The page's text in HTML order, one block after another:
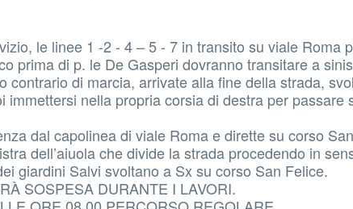
le linee 1 -2 - 4 – 5 - 7 in transito su viale Roma
prima di p. le De Gasperi dovranno transitare a
contrario di marcia, arrivate alla fine della strada,
nella propria corsia di destra per passare
dal capolinea di viale Roma e dirette su corso
dell’aiuola che divide la strada procedendo in
giardini Salvi svoltano a Sx su corso San Felice.
SOSPESA DURANTE I LAVORI.